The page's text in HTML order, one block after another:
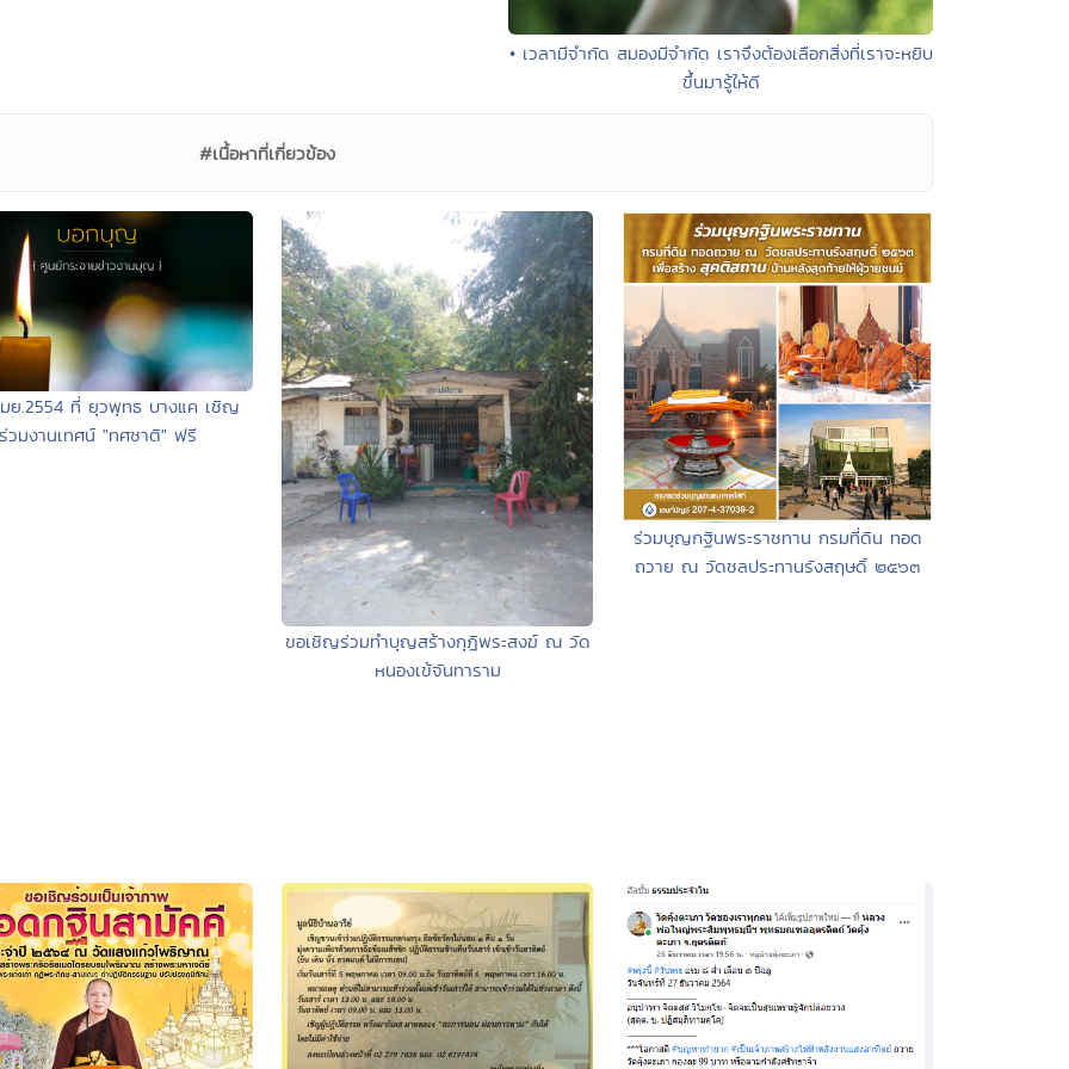
• เวลามีจำกัด สมองมีจำกัด เราจึงต้องเลือกสิ่งที่เราจะหยิบ
ขึ้นมารู้ให้ดี
#เนื้อหาที่เกี่ยวข้อง
มย.2554 ที่ ยุวพุทธ บางแค เชิญ
วมงานเทศน์ "ทศชาติ" ฟรี
ขอเชิญร่วมทำบุญสร้างกุฎิพระสงฆ์ ณ วัด
หนองเข้จันทาราม
ร่วมบุญกฐินพระราชทาน กรมที่ดิน ทอด
ถวาย ณ วัดชลประทานรังสฤษดิ์ ๒๕๖๓